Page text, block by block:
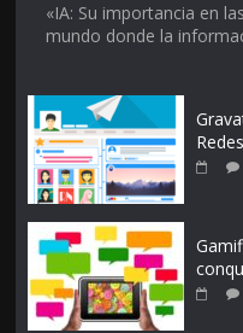
«IA: Su importancia en
mundo donde la